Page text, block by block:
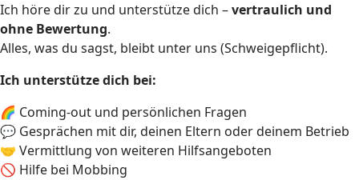
Ich höre dir zu und unterstütze dich –vertraulich und
ohne Bewertung.
Alles, was du sagst, bleibt unter uns (Schweigepflicht).
Ich unterstütze dich bei:
🌈 Coming-out und persönlichen Fragen
💬 Gesprächen mit dir, deinen Eltern oder deinem Betrieb
🤝 Vermittlung von weiteren Hilfsangeboten
🚫 Hilfe bei Mobbing